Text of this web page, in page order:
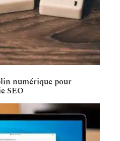
numérique pour
SEO